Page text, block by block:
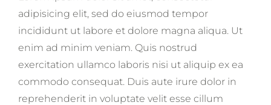
adipisicing elit, sed do eiusmod tempor
incididunt ut labore et dolore magna aliqua. Ut
enim ad minim veniam. Quis nostrud
exercitation ullamco laboris nisi ut aliquip ex ea
commodo consequat. Duis aute irure dolor in
reprehenderit in voluptate velit esse cillum